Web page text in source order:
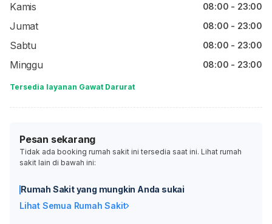
Kamis 08:00 - 23:00
Jumat 08:00 - 23:00
Sabtu 08:00 - 23:00
Minggu 08:00 - 23:00
Tersedia layanan Gawat Darurat
Pesan sekarang
Tidak ada booking rumah sakit ini tersedia saat ini. Lihat rumah
sakit lain di bawah ini:
Rumah Sakit yang mungkin Anda sukai
Lihat Semua Rumah Sakit